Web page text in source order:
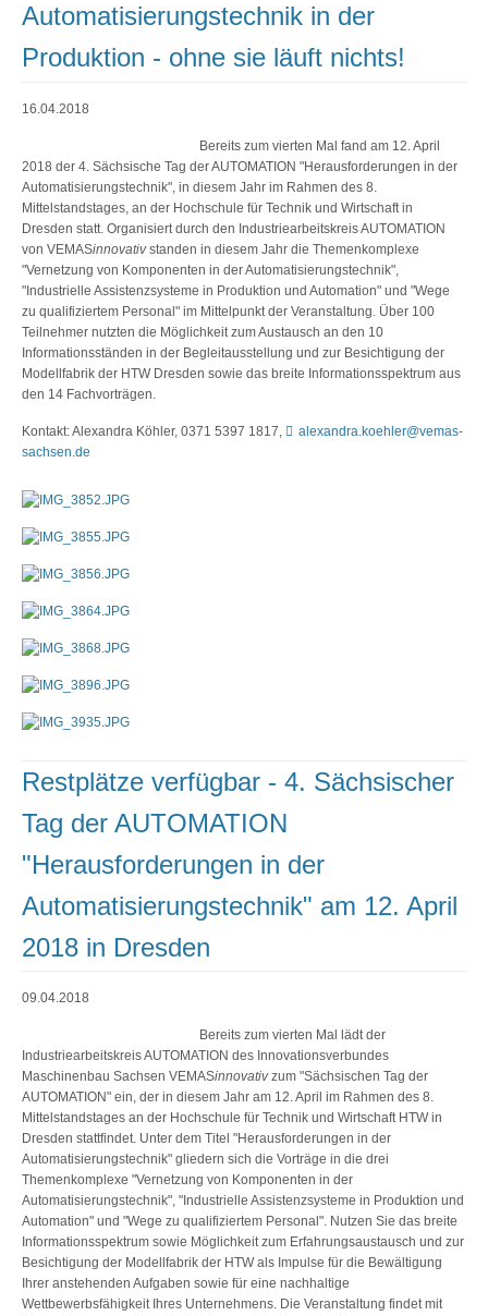
Automatisierungstechnik in der
Produktion - ohne sie läuft nichts!
16.04.2018
Bereits zum vierten Mal fand am 12. April
2018 der 4. Sächsische Tag der AUTOMATION "Herausforderungen in der
Automatisierungstechnik", in diesem Jahr im Rahmen des 8.
Mittelstandstages, an der Hochschule für Technik und Wirtschaft in
Dresden statt. Organisiert durch den Industriearbeitskreis AUTOMATION
von VEMASinnovativstanden in diesem Jahr die Themenkomplexe
"Vernetzung von Komponenten in der Automatisierungstechnik",
"Industrielle Assistenzsysteme in Produktion und Automation" und "Wege
zu qualifiziertem Personal" im Mittelpunkt der Veranstaltung. Über 100
Teilnehmer nutzten die Möglichkeit zum Austausch an den 10
Informationsständen in der Begleitausstellung und zur Besichtigung der
Modellfabrik der HTW Dresden sowie das breite Informationsspektrum aus
den 14 Fachvorträgen.
Kontakt: Alexandra Köhler, 0371 5397 1817,
alexandra.koehler@vemas-
sachsen.de
Restplätze verfügbar - 4. Sächsischer
Tag der AUTOMATION
"Herausforderungen in der
Automatisierungstechnik" am 12. April
2018 in Dresden
09.04.2018
Bereits zum vierten Mal lädt der
Industriearbeitskreis AUTOMATION des Innovationsverbundes
Maschinenbau Sachsen VEMASinnovativzum "Sächsischen Tag der
AUTOMATION" ein, der in diesem Jahr am 12. April im Rahmen des 8.
Mittelstandstages an der Hochschule für Technik und Wirtschaft HTW in
Dresden stattfindet. Unter dem Titel "Herausforderungen in der
Automatisierungstechnik" gliedern sich die Vorträge in die drei
Themenkomplexe "Vernetzung von Komponenten in der
Automatisierungstechnik", "Industrielle Assistenzsysteme in Produktion und
Automation" und "Wege zu qualifiziertem Personal". Nutzen Sie das breite
Informationsspektrum sowie Möglichkeit zum Erfahrungsaustausch und zur
Besichtigung der Modellfabrik der HTW als Impulse für die Bewältigung
Ihrer anstehenden Aufgaben sowie für eine nachhaltige
Wettbewerbsfähigkeit Ihres Unternehmens. Die Veranstaltung findet mit